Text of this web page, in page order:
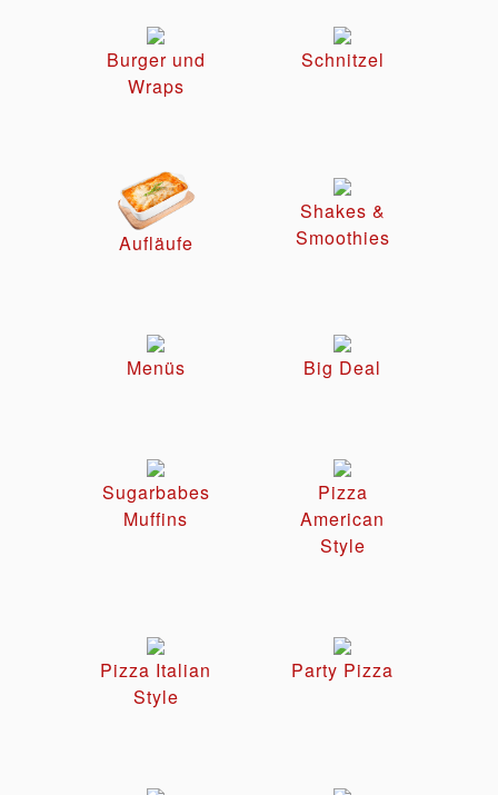
Burger und
Wraps
Schnitzel
Aufläufe
Shakes &
Smoothies
Menüs Big Deal
Sugarbabes
Muffins
Pizza
American
Style
Pizza Italian
Style
Party Pizza